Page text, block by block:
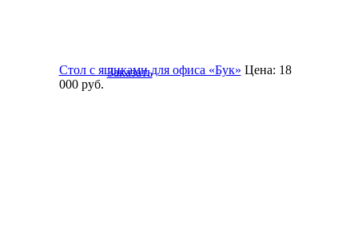
Стол с ящиками для офиса «Бук» Цена: 18
000руб.
Заказать